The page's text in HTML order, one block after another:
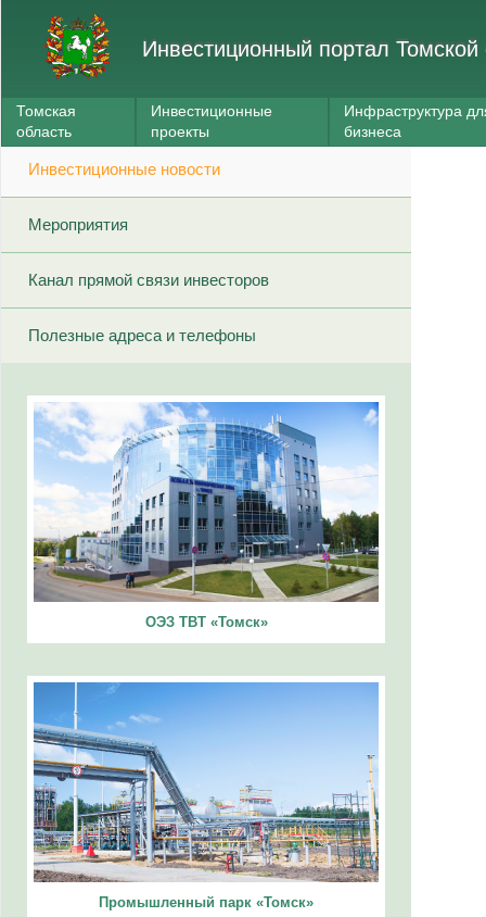
Инвестиционный портал Томской
Томская
область
Инвестиционные
проекты
Инфраструктура
бизнеса
Инвестиционные новости
Мероприятия
Канал прямой связи инвесторов
Полезные адреса и телефоны
ОЭЗ ТВТ «Томск»
Промышленный парк «Томск»